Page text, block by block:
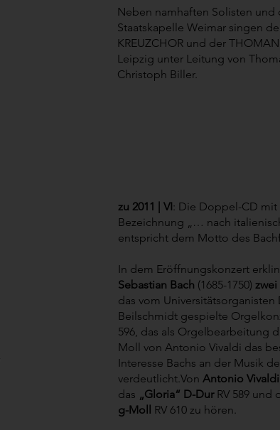
Neben namhaften Solisten und
Staatskapelle Weimar singen
KREUZCHOR und der
Leipzig unter Leitung von
Christoph Biller.​
zu 2011 | VI: Die Doppel-CD mit
Bezeichnung „… nach
entspricht dem Motto des
In dem Eröffnungskonzert
Sebastian Bach (1685-1750) zwei
das vom Universitätsorganisten
Beilschmidt gespielte
596, das als Orgelbearbeitung
Moll von Antonio Vivaldi das
Interesse Bachs an der Musik
verdeutlicht.Von Antonio Vivaldi
das „Gloria“ D-DurRV 589 und
g-Moll
RV 610 zu hören.